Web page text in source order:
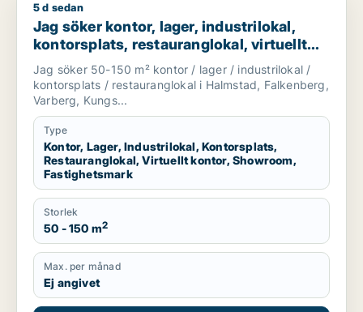
Jag söker kontor, lager, industrilokal, kontorsplats,
5 d sedan
Jag söker kontor, lager, industrilokal,
kontorsplats, restauranglokal, virtuellt
kontor, showroom eller fastighetsmark
för uthyrning i Halmstad, Falkenberg eller
Varberg m.fl.
Jag söker 50-150 m² kontor / lager / industrilokal /
kontorsplats / restauranglokal i Halmstad, Falkenberg,
Varberg, Kungs...
Type
Kontor, Lager, Industrilokal, Kontorsplats,
Restauranglokal, Virtuellt kontor, Showroom,
Fastighetsmark
Storlek
50 - 150 m2
Max. per månad
Ej angivet